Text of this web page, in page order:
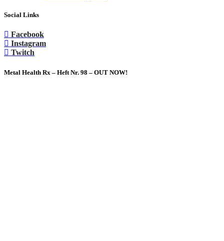
Social Links
Facebook
Instagram
Twitch
Metal Health Rx – Heft Nr. 98 – OUT NOW!